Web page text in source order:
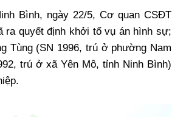
Bình, ngày 22/5, Cơ quan CSĐT
ra quyết định khởi tố vụ án hình sự;
Tùng (SN 1996, trú ở phường Nam
trú ở xã Yên Mô, tỉnh Ninh Bình)